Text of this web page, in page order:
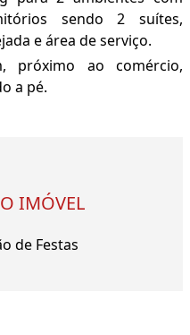
sendo 2 suítes,
e área de serviço.
próximo ao comércio,
a pé.
IMÓVEL
de Festas